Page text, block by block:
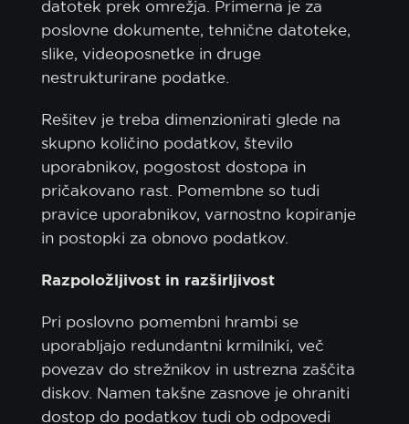
datotek prek omrežja. Primerna je za
poslovne dokumente, tehnične datoteke,
slike, videoposnetke in druge
nestrukturirane podatke.
Rešitev je treba dimenzionirati glede na
skupno količino podatkov, število
uporabnikov, pogostost dostopa in
pričakovano rast. Pomembne so tudi
pravice uporabnikov, varnostno kopiranje
in postopki za obnovo podatkov.
Razpoložljivost in razširljivost
Pri poslovno pomembni hrambi se
uporabljajo redundantni krmilniki, več
povezav do strežnikov in ustrezna zaščita
diskov. Namen takšne zasnove je ohraniti
dostop do podatkov tudi ob odpovedi